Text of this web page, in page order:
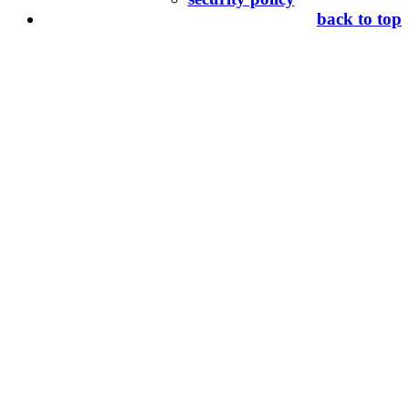
back to top